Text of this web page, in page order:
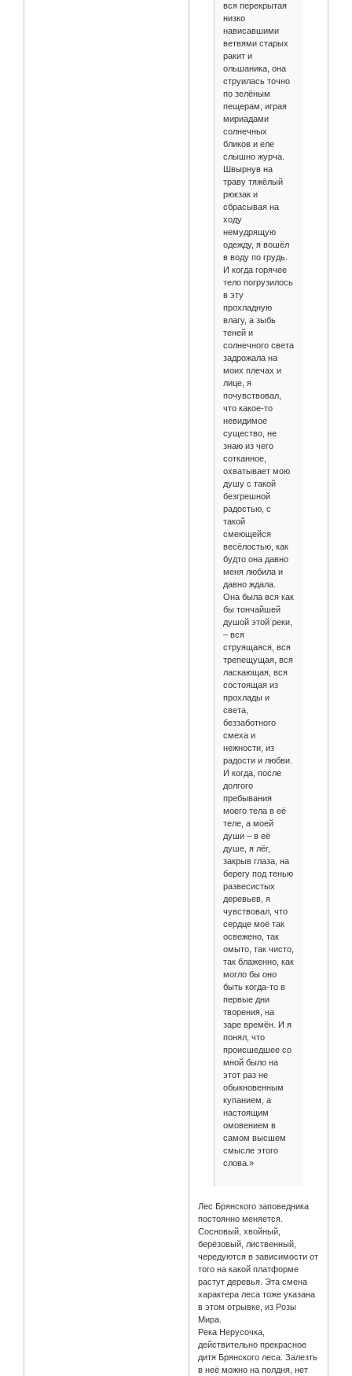
вся перекрытая
низко
нависавшими
ветвями старых
ракит и
ольшаника, она
струилась точно
по зелёным
пещерам, играя
мириадами
солнечных
бликов и еле
слышно журча.
Швырнув на
траву тяжёлый
рюкзак и
сбрасывая на
ходу
немудрящую
одежду, я вошёл
в воду по грудь.
И когда горячее
тело погрузилось
в эту
прохладную
влагу, а зыбь
теней и
солнечного света
задрожала на
моих плечах и
лице, я
почувствовал,
что какое-то
невидимое
существо, не
знаю из чего
сотканное,
охватывает мою
душу с такой
безгрешной
радостью, с
такой
смеющейся
весёлостью, как
будто она давно
меня любила и
давно ждала.
Она была вся как
бы тончайшей
душой этой реки,
– вся
струящаяся, вся
трепещущая, вся
ласкающая, вся
состоящая из
прохлады и
света,
беззаботного
смеха и
нежности, из
радости и любви.
И когда, после
долгого
пребывания
моего тела в её
теле, а моей
души – в её
душе, я лёг,
закрыв глаза, на
берегу под тенью
развесистых
деревьев, я
чувствовал, что
сердце моё так
освежено, так
омыто, так чисто,
так блаженно, как
могло бы оно
быть когда-то в
первые дни
творения, на
заре времён. И я
понял, что
происшедшее со
мной было на
этот раз не
обыкновенным
купанием, а
настоящим
омовением в
самом высшем
смысле этого
слова.»
Лес Брянского заповедника
постоянно меняется.
Сосновый, хвойный,
берёзовый, лиственный,
чередуются в зависимости от
того на какой платформе
растут деревья. Эта смена
характера леса тоже указана
в этом отрывке, из Розы
Мира.
Река Нерусочка,
действительно прекрасное
дитя Брянского леса. Залезть
в неё можно на полдня, нет